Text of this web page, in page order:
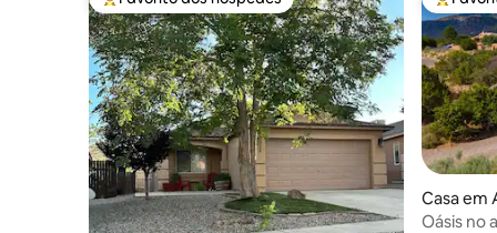
Favoritos dos hóspedes mais apreciados
Casa em
Oásis no